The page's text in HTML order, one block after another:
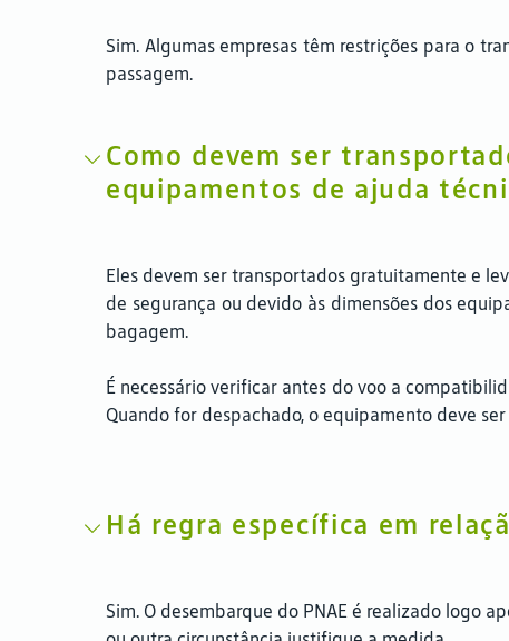
Sim. Algumas empresas têm restrições para o
passagem.
Como devem ser
equipamentos de ajuda
Eles devem ser transportados gratuitamente e
de segurança ou devido às dimensões dos
bagagem.
É necessário verificar antes do voo a
Quando for despachado, o equipamento deve
Há regra específica em
Sim. O desembarque do PNAE é realizado logo